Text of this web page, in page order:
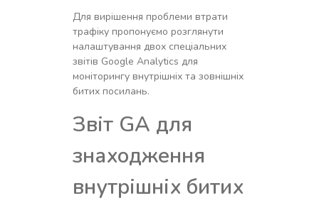
Для вирішення проблеми втрати
трафіку пропонуємо розглянути
налаштування двох спеціальних
звітів Google Analytics для
моніторингу внутрішніх та зовнішніх
битих посилань.
Звіт GA для
знаходження
внутрішніх битих